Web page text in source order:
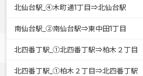
北仙台駅_④木町通1丁目⇒北仙台駅
南仙台駅_②南仙台駅⇒東中田1丁目
北四番丁駅_①北四番丁駅⇒柏木２丁目
北四番丁駅_①柏木２丁目⇒北四番丁駅